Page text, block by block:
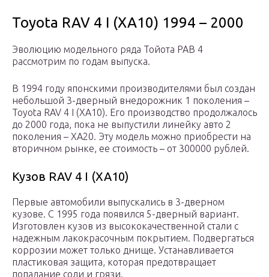
Toyota RAV 4 I (XA10) 1994 – 2000
Эволюцию модельного ряда Тойота РАВ 4
рассмотрим по годам выпуска.
В 1994 году японскими производителями был создан
небольшой 3-дверный внедорожник 1 поколения –
Toyota RAV 4 I (XA10). Его производство продолжалось
до 2000 года, пока не выпустили линейку авто 2
поколения – XA20. Эту модель можно приобрести на
вторичном рынке, ее стоимость – от 300000 рублей.
Кузов RAV 4 I (XA10)
Первые автомобили выпускались в 3-дверном
кузове. С 1995 года появился 5-дверный вариант.
Изготовлен кузов из высококачественной стали с
надежным лакокрасочным покрытием. Подвергаться
коррозии может только днище. Устанавливается
пластиковая защита, которая предотвращает
попадание соли и грязи.